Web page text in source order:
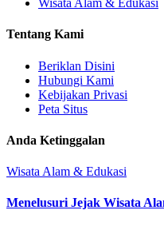
Wisata Alam & Edukasi
Tentang Kami
Beriklan Disini
Hubungi Kami
Kebijakan Privasi
Peta Situs
Anda Ketinggalan
Wisata Alam & Edukasi
Menelusuri Jejak Wisata